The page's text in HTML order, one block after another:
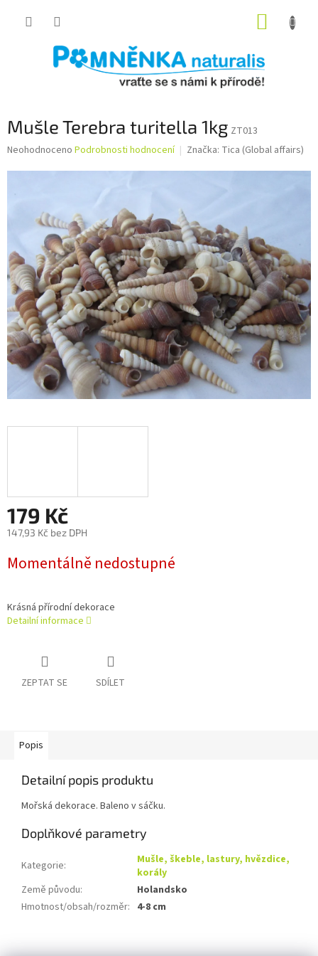
Mušle Terebra turitella 1kg ZT013
Průměrné
hvězdiček.
Neohodnoceno Podrobnosti hodnocení Značka: Tica (Global affairs)
179 Kč
147,93 Kč bez DPH
cena:
Momentálně nedostupné
Krásná přírodní dekorace
Detailní informace
ZEPTAT SE SDÍLET
Popis
Detailní popis produktu
Mořská dekorace. Baleno v sáčku.
Doplňkové parametry
Kategorie:
Mušle, škeble, lastury, hvězdice,
korály
Země původu:
Holandsko
Hmotnost/obsah/rozměr: 4-8 cm